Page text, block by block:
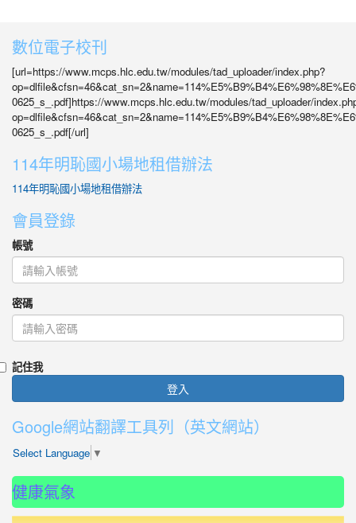
數位電子校刊
[url=https://www.mcps.hlc.edu.tw/modules/tad_uploader/index.php?
0625_s_.pdf]https://www.mcps.hlc.edu.tw/modules/tad_uploader/
0625_s_.pdf[/url]
114年明恥國小場地租借辦法
114年明恥國小場地租借辦法
會員登錄
帳號
密碼
記住我
登入
Google網站翻譯工具列（英文網站）
Select Language ▼
健康氣象